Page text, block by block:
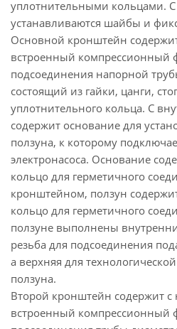
уплотнительными кольцами.
устанавливаются шайбы и
Основной кронштейн
встроенный компрессионный
подсоединения напорной
состоящий из гайки, цанги,
уплотнительного кольца. С
содержит основание для
ползуна, к которому
электронасоса. Основание
кольцо для герметичного
кронштейном, ползун
кольцо для герметичного
ползуне выполнены
резьба для подсоединения
а верхняя для
ползуна.
Второй кронштейн содержит
встроенный компрессионный